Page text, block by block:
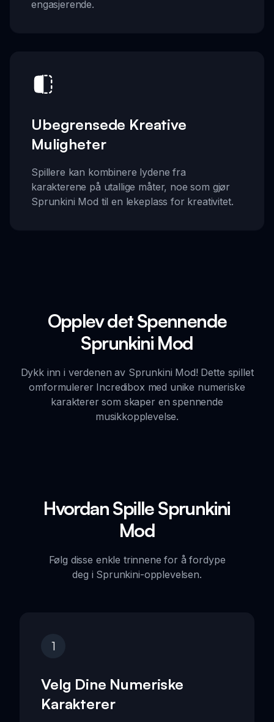
engasjerende.
Ubegrensede Kreative
Muligheter
Spillere kan kombinere lydene fra
karakterene på utallige måter, noe som gjør
Sprunkini Mod til en lekeplass for kreativitet.
Opplev det Spennende
Sprunkini Mod
Dykk inn i verdenen av Sprunkini Mod! Dette spillet
omformulerer Incredibox med unike numeriske
karakterer som skaper en spennende
musikkopplevelse.
Hvordan Spille Sprunkini
Mod
Følg disse enkle trinnene for å fordype
deg i Sprunkini-opplevelsen.
1
Velg Dine Numeriske
Karakterer